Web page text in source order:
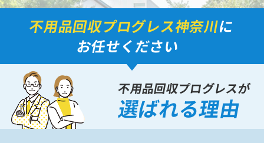
不用品回収プログレス神奈川に
お任せください
不用品回収プログレスが
選ばれる理由